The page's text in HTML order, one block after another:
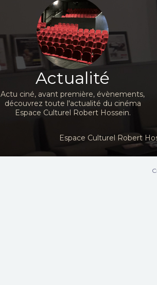
Actualité
Actu ciné, avant première, évènements,
découvrez toute l'actualité du cinéma
Espace Culturel Robert Hossein.
Espace Culturel Robert